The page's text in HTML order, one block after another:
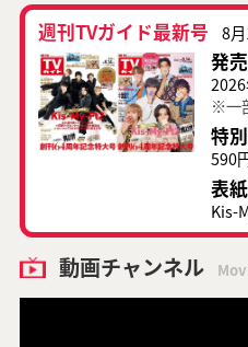
週刊TVガイド最新号 8
発
※一
特
590
表紙
Kis-
動画チャンネル